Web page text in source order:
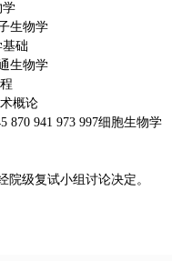
学
生物学
基础
生物学
概论
870 941 973 997细胞生物学
院级复试小组讨论决定。